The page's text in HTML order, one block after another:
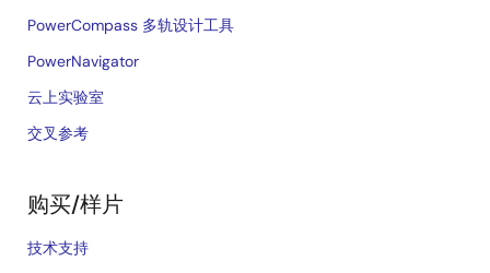
PowerCompass 多轨设计工具
PowerNavigator
云上实验室
交叉参考
购买/样片
技术支持